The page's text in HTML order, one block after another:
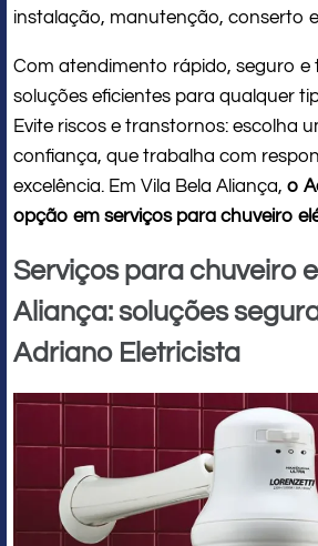
instalação, manutenção, conserto
Com atendimento rápido, seguro e
soluções eficientes para qualquer
Evite riscos e transtornos: escolha
confiança, que trabalha com
excelência. Em Vila Bela Aliança, o
opção em serviços para chuveiro
Serviços para chuveiro
Aliança: soluções
Adriano Eletricista